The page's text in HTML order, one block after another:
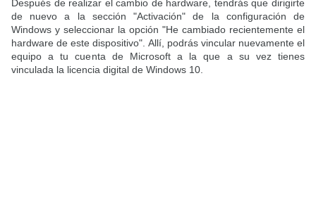
Después de realizar el cambio de hardware, tendrás que dirigirte
de nuevo a la sección "Activación" de la configuración de
Windows y seleccionar la opción "He cambiado recientemente el
hardware de este dispositivo". Allí, podrás vincular nuevamente el
equipo a tu cuenta de Microsoft a la que a su vez tienes
vinculada la licencia digital de Windows 10.